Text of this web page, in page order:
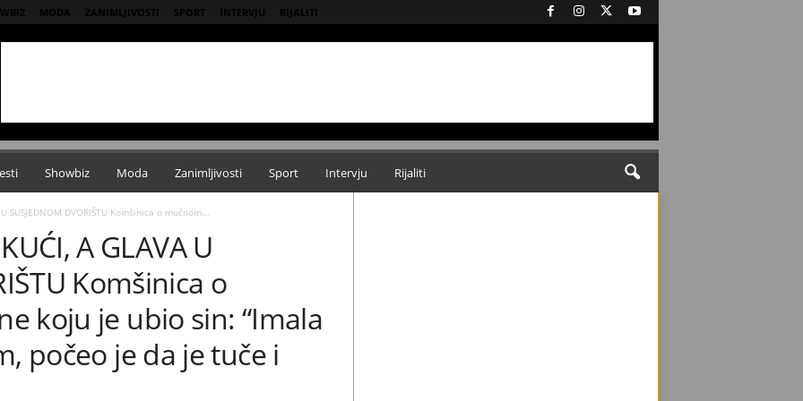
MODA ZANIMLJIVOSTI SPORT INTERVJU RIJALITI
Showbiz Moda Zanimljivosti Sport Intervju Rijaliti
SUSJEDNOM DVORIŠTU Komšinica o mučnom...
A GLAVA U
Komšinica o
koju je ubio sin: “Imala
počeo je da je tuče i